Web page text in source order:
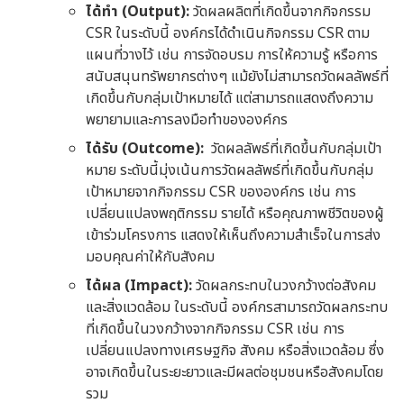
ได้ทำ (Output):วัดผลผลิตที่เกิดขึ้นจากกิจกรรม
CSR ในระดับนี้ องค์กรได้ดำเนินกิจกรรม CSR ตาม
แผนที่วางไว้ เช่น การจัดอบรม การให้ความรู้ หรือการ
สนับสนุนทรัพยากรต่างๆ แม้ยังไม่สามารถวัดผลลัพธ์ที่
เกิดขึ้นกับกลุ่มเป้าหมายได้ แต่สามารถแสดงถึงความ
พยายามและการลงมือทำขององค์กร
ได้รับ (Outcome): วัดผลลัพธ์ที่เกิดขึ้นกับกลุ่มเป้า
หมาย ระดับนี้มุ่งเน้นการวัดผลลัพธ์ที่เกิดขึ้นกับกลุ่ม
เป้าหมายจากกิจกรรม CSR ขององค์กร เช่น การ
เปลี่ยนแปลงพฤติกรรม รายได้ หรือคุณภาพชีวิตของผู้
เข้าร่วมโครงการ แสดงให้เห็นถึงความสำเร็จในการส่ง
มอบคุณค่าให้กับสังคม
ได้ผล (Impact):วัดผลกระทบในวงกว้างต่อสังคม
และสิ่งแวดล้อม ในระดับนี้ องค์กรสามารถวัดผลกระทบ
ที่เกิดขึ้นในวงกว้างจากกิจกรรม CSR เช่น การ
เปลี่ยนแปลงทางเศรษฐกิจ สังคม หรือสิ่งแวดล้อม ซึ่ง
อาจเกิดขึ้นในระยะยาวและมีผลต่อชุมชนหรือสังคมโดย
รวม